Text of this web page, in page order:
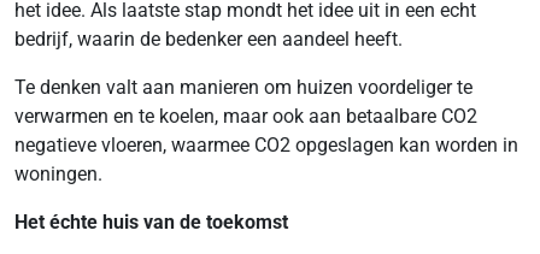
het idee. Als laatste stap mondt het idee uit in een echt
bedrijf, waarin de bedenker een aandeel heeft.
Te denken valt aan manieren om huizen voordeliger te
verwarmen en te koelen, maar ook aan betaalbare CO2
negatieve vloeren, waarmee CO2 opgeslagen kan worden in
woningen.
Het échte huis van de toekomst